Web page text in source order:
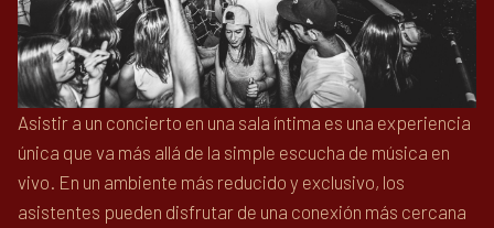
Asistir a un concierto en una sala íntima es una experiencia
única que va más allá de la simple escucha de música en
vivo. En un ambiente más reducido y exclusivo, los
asistentes pueden disfrutar de una conexión más cercana